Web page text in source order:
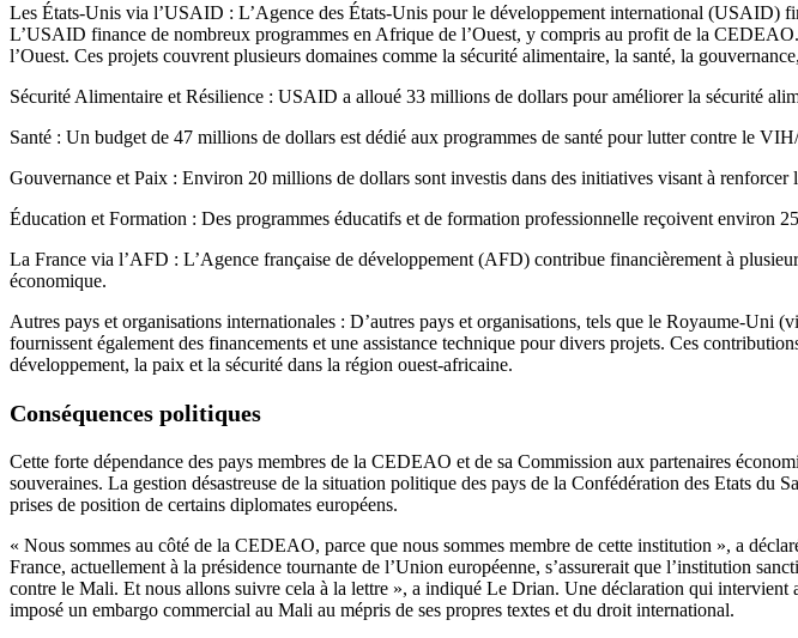
Les États-Unis via l’USAID : L’Agence des États-Unis pour le développement international (USAID)
L’USAID finance de nombreux programmes en Afrique de l’Ouest, y compris au profit de la
l’Ouest. Ces projets couvrent plusieurs domaines comme la sécurité alimentaire, la santé, la
Sécurité Alimentaire et Résilience : USAID a alloué 33 millions de dollars pour améliorer la sécurité
Santé : Un budget de 47 millions de dollars est dédié aux programmes de santé pour lutter contre le
Gouvernance et Paix : Environ 20 millions de dollars sont investis dans des initiatives visant à renforcer
Éducation et Formation : Des programmes éducatifs et de formation professionnelle reçoivent environ
La France via l’AFD : L’Agence française de développement (AFD) contribue financièrement à
économique.
Autres pays et organisations internationales : D’autres pays et organisations, tels que le Royaume-
fournissent également des financements et une assistance technique pour divers projets. Ces
développement, la paix et la sécurité dans la région ouest-africaine.
Conséquences politiques
Cette forte dépendance des pays membres de la CEDEAO et de sa Commission aux partenaires
souveraines. La gestion désastreuse de la situation politique des pays de la Confédération des Etats du
prises de position de certains diplomates européens.
« Nous sommes au côté de la CEDEAO, parce que nous sommes membre de cette institution », a
France, actuellement à la présidence tournante de l’Union européenne, s’assurerait que l’institution
contre le Mali. Et nous allons suivre cela à la lettre », a indiqué Le Drian. Une déclaration qui intervient
imposé un embargo commercial au Mali au mépris de ses propres textes et du droit international.